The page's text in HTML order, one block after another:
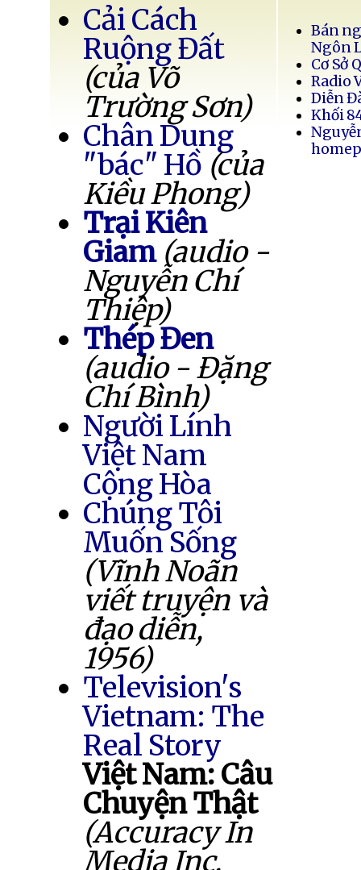
Cải Cách
Ruộng Đất
(của Võ
Trường Sơn)
Chân Dung
"bác" Hồ (của
Kiều Phong)
Trại Kiên
Giam (audio -
Nguyễn Chí
Thiệp)
Thép Đen
(audio - Đặng
Chí Bình)
Người Lính
Việt Nam
Cộng Hòa
Chúng Tôi
Muốn Sống
(Vĩnh Noãn
viết truyện và
đạo diễn,
1956)
Television's
Vietnam: The
Real Story
Việt Nam: Câu
Chuyện Thật
(Accuracy In
Media Inc.
Bán
Ngôn
Cơ Sở
Radio
Diễn
Khối